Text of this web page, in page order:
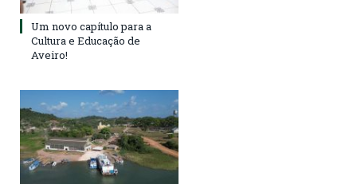
Um novo capítulo para a
Cultura e Educação de
Aveiro!